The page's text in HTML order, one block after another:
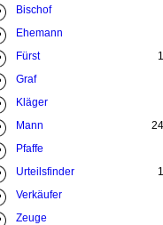
Bischof
Ehemann
Fürst
Graf
Kläger
Mann
Pfaffe
Urteilsfinder
Verkäufer
Zeuge